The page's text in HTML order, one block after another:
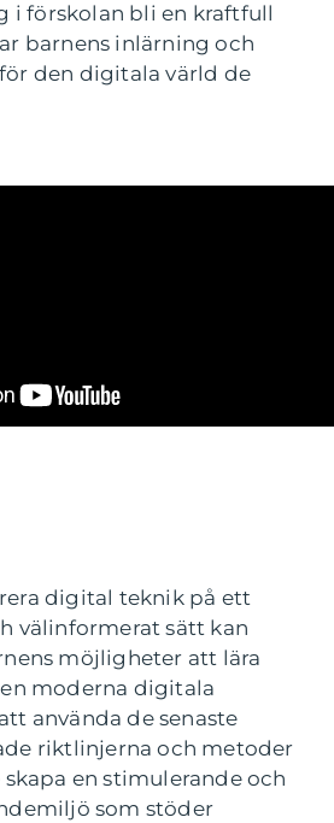
i förskolan bli en kraftfull
barnens inlärning och
den digitala värld de
digital teknik på ett
välinformerat sätt kan
möjligheter att lära
moderna digitala
använda de senaste
riktlinjerna och metoder
en stimulerande och
som stöder